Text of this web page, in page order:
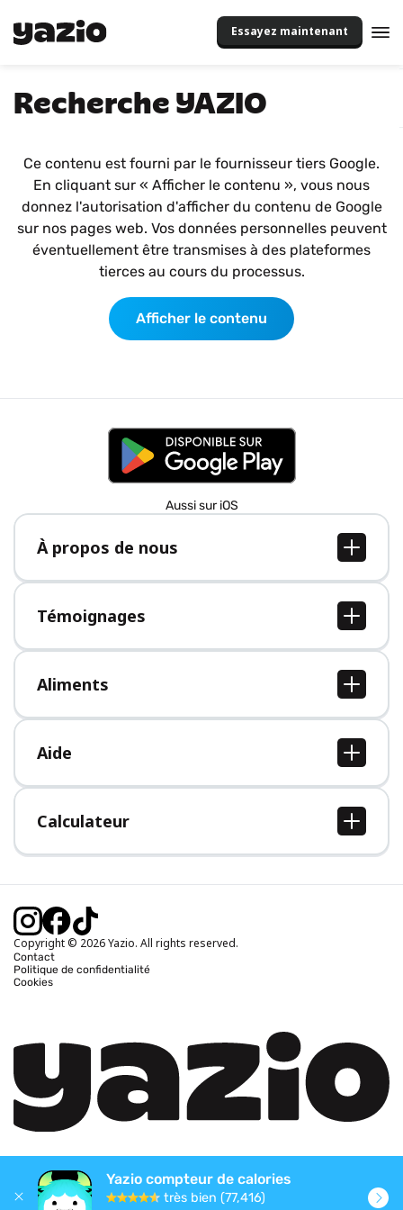
Essayez maintenant
Recherche YAZIO
Ce contenu est fourni par le fournisseur tiers Google.
En cliquant sur « Afficher le contenu », vous nous
donnez l'autorisation d'afficher du contenu de Google
sur nos pages web. Vos données personnelles peuvent
éventuellement être transmises à des plateformes
tierces au cours du processus.
Afficher le contenu
Aussi sur iOS
À propos de nous
À propos de nous
Postes
Presse
Témoignages
Tous les témoignages
Aliments
Tous les aliments
Aide
Centre d'aide
Calculateur
Calcul IMC
Calcul poids idéal
Calcul calories brûlées
Copyright © 2026 Yazio. All rights reserved.
Contact
Politique de confidentialité
Cookies
Yazio compteur de calories
très bien (77,416)